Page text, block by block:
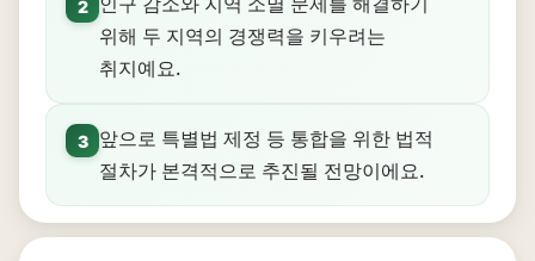
2
위해 두 지역의 경쟁력을 키우려는
취지예요.
3
앞으로 특별법 제정 등 통합을 위한 법적
절차가 본격적으로 추진될 전망이에요.